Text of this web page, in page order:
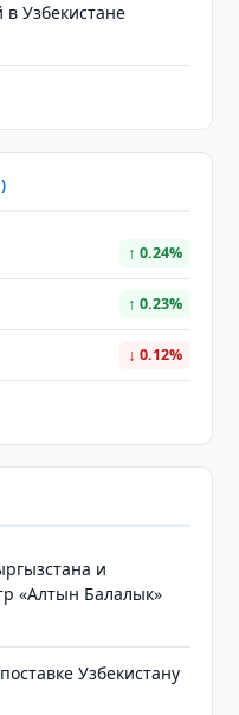
Узбекистане
↑ 0.24%
↑ 0.23%
↓ 0.12%
и
«Алтын Балалык»
Узбекистану